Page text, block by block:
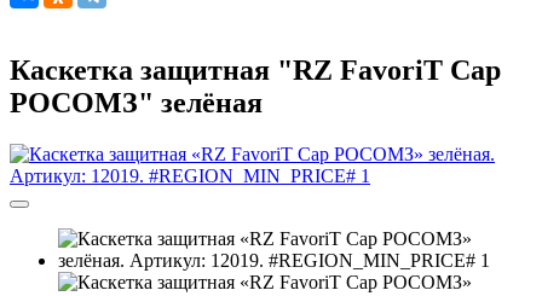
Каскетка защитная "RZ FavoriT Cap
РОСОМЗ" зелёная